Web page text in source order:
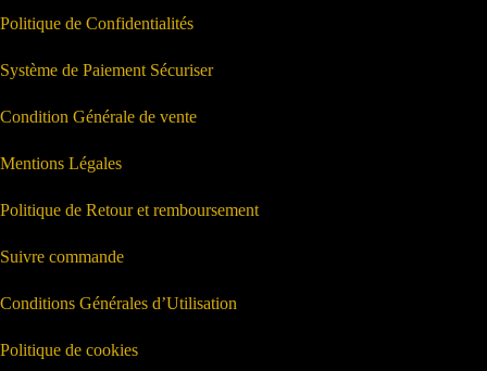
Politique de Confidentialités
Système de Paiement Sécuriser
Condition Générale de vente
Mentions Légales
Politique de Retour et remboursement
Suivre commande
Conditions Générales d’Utilisation
Politique de cookies